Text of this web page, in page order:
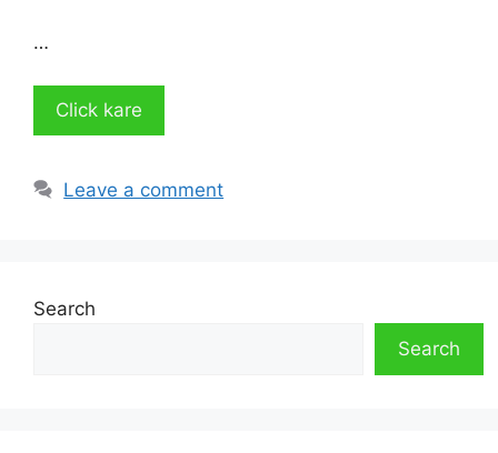
…
Click kare
Leave a comment
Search
Search